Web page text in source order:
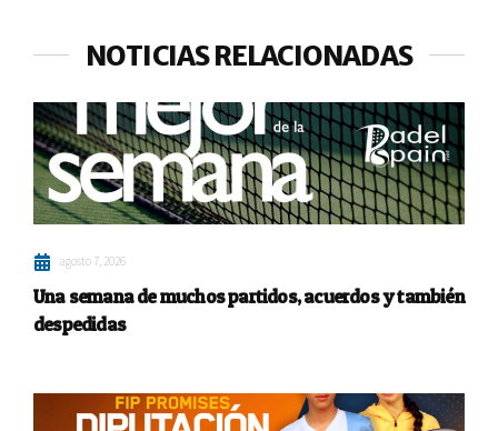
NOTICIAS RELACIONADAS
agosto 7, 2026
Una semana de muchos partidos, acuerdos y también
despedidas